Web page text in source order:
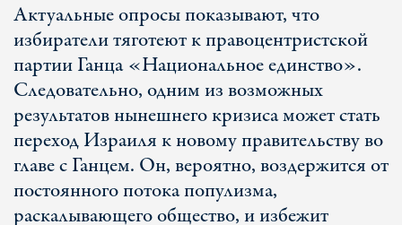
Актуальные опросы показывают, что
избиратели тяготеют к правоцентристской
партии Ганца «Национальное единство».
Следовательно, одним из возможных
результатов нынешнего кризиса может стать
переход Израиля к новому правительству во
главе с Ганцем. Он, вероятно, воздержится от
постоянного потока популизма,
раскалывающего общество, и избежит